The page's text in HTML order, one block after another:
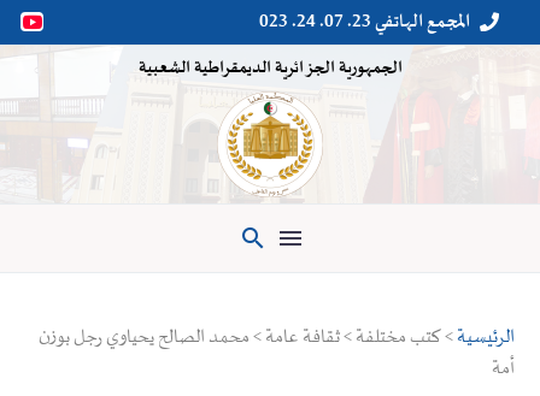

 المجمع الهاتفي 23. 07. 24. 023
الجمهورية الجزائرية الديمقراطية الشعبية

الرئيسية> كتب مختلفة > ثقافة عامة > محمد الصالح يحياوي رجل بوزن
أمة